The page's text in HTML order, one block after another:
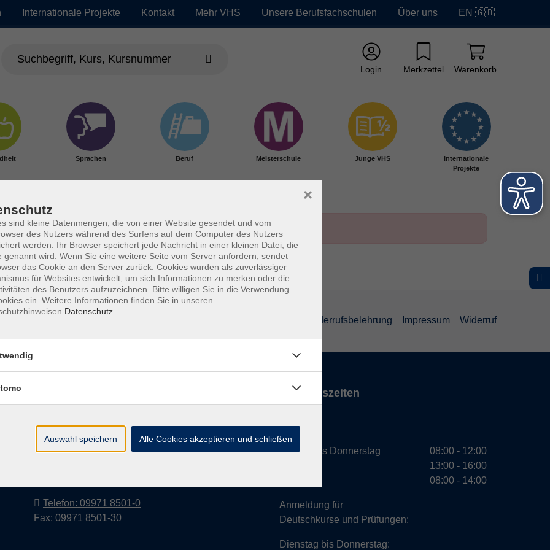
Internationale Projekte Kontakt Mehr VHS Unsere Berufsfachschulen Über uns EN 🇬🇧
Login Merkzettel Warenkorb
Sprachen Beruf Meisterschule Junge VHS
Internationale
Projekte
Widerrufsbelehrung Impressum Widerruf
e.V.
Pfarrer-Seidl-Str. 1
93413 Cham
Telefon: 09971 8501-0
Fax: 09971 8501-30
Öffnungszeiten
VHS
Montag bis Donnerstag
Anmeldung für
Deutschkurse und Prüfungen:
Dienstag bis Donnerstag:
08:00 - 12:00
13:00 - 16:00
08:00 - 14:00
sind kleine Datenmengen, die von einer Website gesendet und vom
des Nutzers während des Surfens auf dem Computer des Nutzers
werden. Ihr Browser speichert jede Nachricht in einer kleinen Datei, die
genannt wird. Wenn Sie eine weitere Seite vom Server anfordern, sendet
das Cookie an den Server zurück. Cookies wurden als zuverlässiger
für Websites entwickelt, um sich Informationen zu merken oder die
des Benutzers aufzuzeichnen. Bitte willigen Sie in die Verwendung
ein. Weitere Informationen finden Sie in unseren
Datenschutz
×
Auswahl speichern Alle Cookies akzeptieren und schließen